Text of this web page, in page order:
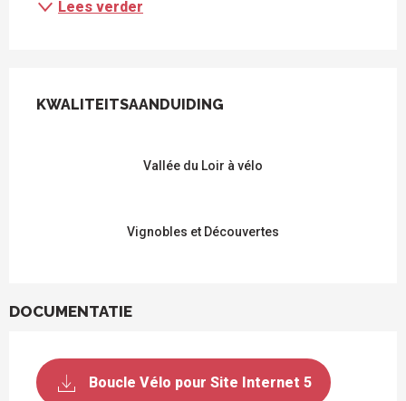
Lees verder
KWALITEITSAANDUIDING
KWALITEITSAANDUIDING
Vallée du Loir à vélo
Vignobles et Découvertes
DOCUMENTATIE
Boucle Vélo pour Site Internet 5